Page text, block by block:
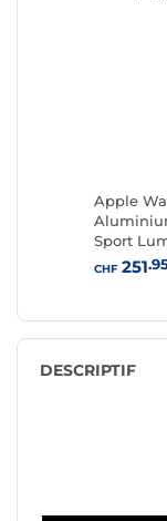
Apple
Sport
CHF251
DESCRIPTIF